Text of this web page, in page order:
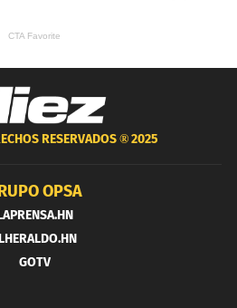
RESERVADOS ®2025
OPSA
GOTV